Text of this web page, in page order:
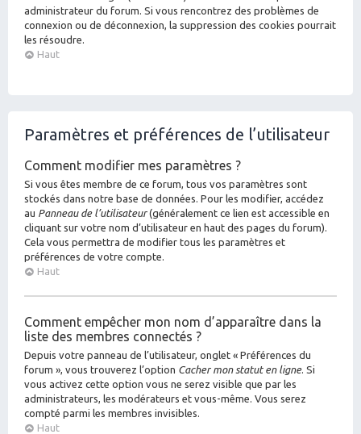
administrateur du forum. Si vous rencontrez des problèmes de
connexion ou de déconnexion, la suppression des cookies pourrait
les résoudre.
Haut
Paramètres et préférences de l’utilisateur
Comment modifier mes paramètres ?
Si vous êtes membre de ce forum, tous vos paramètres sont
stockés dans notre base de données. Pour les modifier, accédez
au Panneau de l’utilisateur(généralement ce lien est accessible en
cliquant sur votre nom d’utilisateur en haut des pages du forum).
Cela vous permettra de modifier tous les paramètres et
préférences de votre compte.
Haut
Comment empêcher mon nom d’apparaître dans la
liste des membres connectés ?
Depuis votre panneau de l’utilisateur, onglet « Préférences du
forum », vous trouverez l’option Cacher mon statut en ligne. Si
vous activez cette option vous ne serez visible que par les
administrateurs, les modérateurs et vous-même. Vous serez
compté parmi les membres invisibles.
Haut